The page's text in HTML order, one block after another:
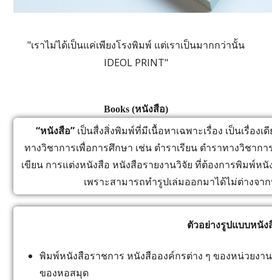
"เราไม่ได้เป็นแค่เพียงโรงพิมพ์ แต่เราเป็นมากกว่านั้น
IDEOL PRINT"
Books (หนังสือ)
“หนังสือ”เป็นสื่งสิ่งพิมพ์ที่มีเนื้อหาเฉพาะเรื่อง เป็นเรื่อง
ทางวิชาการเพื่อการศึกษา เช่น ตำราเรียน ตำราทางวิชาก
เขียน การแต่งหนังสือ หนังสือรายงานวิจัย ที่ต้องการพิมพ์หนั
เพราะสามารถทำรูปเล่มออกมาได้ไม่ต่างจ
ตัวอย่างรูปแบบหนัง
พิมพ์หนังสือราชการ หนังสือองค์กรต่าง ๆ ของหน่วยง
ของหอสมุด